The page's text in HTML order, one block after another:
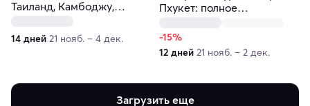
Таиланд, Камбоджу,
14 дней 21 нояб. – 4 дек.
Пхукет: полное
-15%
12 дней 21 нояб. – 2 дек.
Загрузить еще